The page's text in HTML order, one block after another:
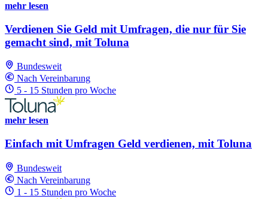
mehr lesen
Verdienen Sie Geld mit Umfragen, die nur für Sie
gemacht sind, mit Toluna
Bundesweit
Nach Vereinbarung
5 - 15 Stunden pro Woche
mehr lesen
Einfach mit Umfragen Geld verdienen, mit Toluna
Bundesweit
Nach Vereinbarung
1 - 15 Stunden pro Woche